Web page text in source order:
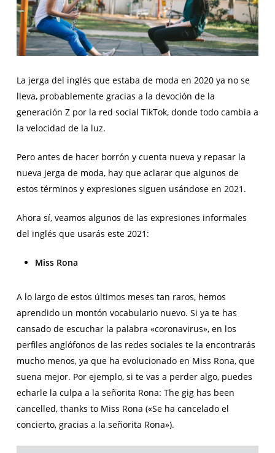
La jerga del inglés que estaba de moda en 2020 ya no se
lleva, probablemente gracias a la devoción de la
generación Z por la red social TikTok, donde todo cambia a
la velocidad de la luz.
Pero antes de hacer borrón y cuenta nueva y repasar la
nueva jerga de moda, hay que aclarar que algunos de
estos términos y expresiones siguen usándose en 2021.
Ahora sí, veamos algunos de las expresiones informales
del inglés que usarás este 2021:
Miss Rona
A lo largo de estos últimos meses tan raros, hemos
aprendido un montón vocabulario nuevo. Si ya te has
cansado de escuchar la palabra «coronavirus», en los
perfiles anglófonos de las redes sociales te la encontrarás
mucho menos, ya que ha evolucionado en Miss Rona, que
suena mejor. Por ejemplo, si te vas a perder algo, puedes
echarle la culpa a la señorita Rona: The gig has been
cancelled, thanks to Miss Rona («Se ha cancelado el
concierto, gracias a la señorita Rona»).